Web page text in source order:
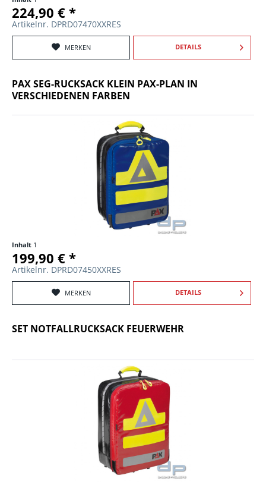
224,90 € *
Artikelnr. DPRD07470XXRES
MERKEN DETAILS
PAX SEG-RUCKSACK KLEIN PAX-PLAN IN
VERSCHIEDENEN FARBEN
Inhalt 1
199,90 € *
Artikelnr. DPRD07450XXRES
MERKEN DETAILS
SET NOTFALLRUCKSACK FEUERWEHR